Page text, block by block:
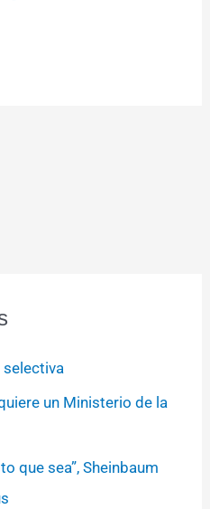
un Ministerio de la
que sea”, Sheinbaum